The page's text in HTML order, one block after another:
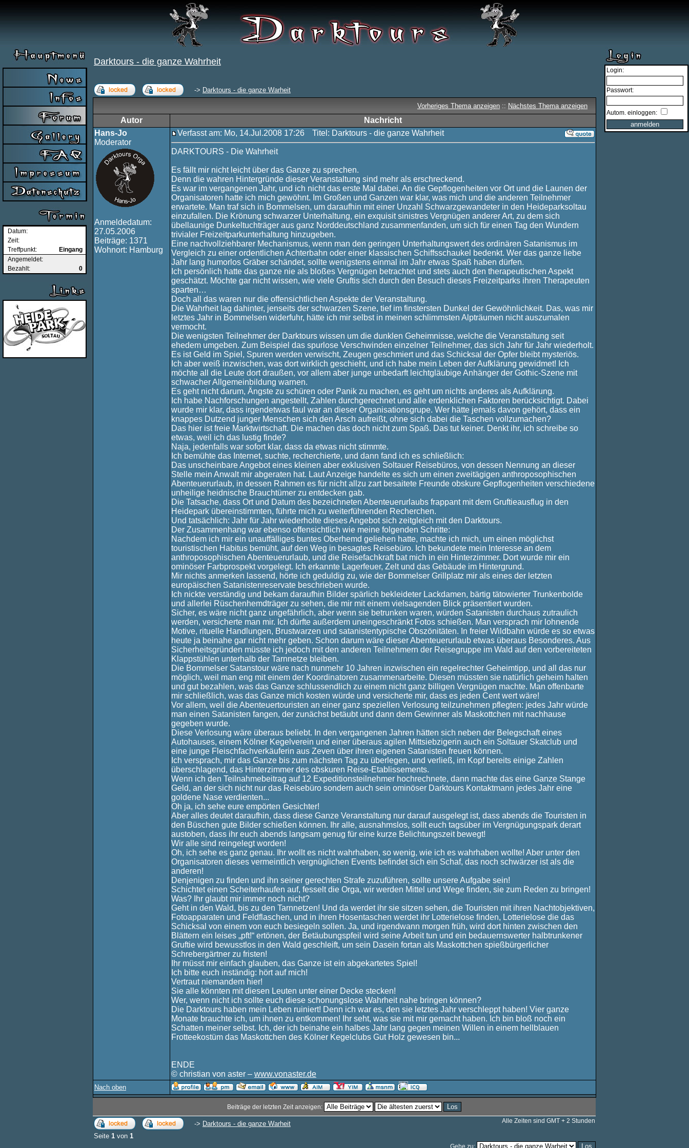
Datum:
Zeit:
Treffpunkt:
Eingang
Angemeldet:
Bezahlt:
0
Login:
Passwort:
Autom. einloggen:
Darktours - die ganze Wahrheit
-> Darktours - die ganze Warheit
Vorheriges Thema anzeigen :: Nächstes Thema anzeigen
Autor
Nachricht
Hans-Jo
Moderator
Anmeldedatum:
27.05.2006
Beiträge: 1371
Wohnort: Hamburg
Verfasst am: Mo, 14.Jul.2008 17:26 Titel: Darktours - die ganze Wahrheit
DARKTOURS - Die Wahrheit
Es fällt mir nicht leicht über das Ganze zu sprechen.
Denn die wahren Hintergründe dieser Veranstaltung sind mehr als erschreckend.
Es war im vergangenen Jahr, und ich nicht das erste Mal dabei. An die Gepflogenheiten vor Ort und die Launen der
Organisatoren hatte ich mich gewöhnt. Im Großen und Ganzen war klar, was mich und die anderen Teilnehmer
erwartete. Man traf sich in Bommelsen, um daraufhin mit einer Unzahl Schwarzgewandeter in den Heideparksoltau
einzufallen. Die Krönung schwarzer Unterhaltung, ein exquisit sinistres Vergnügen anderer Art, zu dem sich
übellaunige Dunkeltuchträger aus ganz Norddeutschland zusammenfanden, um sich für einen Tag den Wundern
trivialer Freizeitparkunterhaltung hinzugeben.
Eine nachvollziehbarer Mechanismus, wenn man den geringen Unterhaltungswert des ordinären Satanismus im
Vergleich zu einer ordentlichen Achterbahn oder einer klassischen Schiffsschaukel bedenkt. Wer das ganze liebe
Jahr lang humorlos Gräber schändet, sollte wenigstens einmal im Jahr etwas Spaß haben dürfen.
Ich persönlich hatte das ganze nie als bloßes Vergnügen betrachtet und stets auch den therapeutischen Aspekt
geschätzt. Möchte gar nicht wissen, wie viele Gruftis sich durch den Besuch dieses Freizeitparks ihren Therapeuten
sparten…
Doch all das waren nur die offensichtlichen Aspekte der Veranstaltung.
Die Wahrheit lag dahinter, jenseits der schwarzen Szene, tief im finstersten Dunkel der Gewöhnlichkeit. Das, was mir
letztes Jahr in Bommelsen widerfuhr, hätte ich mir selbst in meinen schlimmsten Alpträumen nicht auszumalen
vermocht.
Die wenigsten Teilnehmer der Darktours wissen um die dunklen Geheimnisse, welche die Veranstaltung seit
ehedem umgeben. Zum Beispiel das spurlose Verschwinden einzelner Teilnehmer, das sich Jahr für Jahr wiederholt.
Es ist Geld im Spiel, Spuren werden verwischt, Zeugen geschmiert und das Schicksal der Opfer bleibt mysteriös.
Ich aber weiß inzwischen, was dort wirklich geschieht, und ich habe mein Leben der Aufklärung gewidmet! Ich
möchte all die Leute dort draußen, vor allem aber junge unbedarft leichtgläubige Anhänger der Gothic-Szene mit
schwacher Allgemeinbildung warnen.
Es geht nicht darum, Ängste zu schüren oder Panik zu machen, es geht um nichts anderes als Aufklärung.
Ich habe Nachforschungen angestellt, Zahlen durchgerechnet und alle erdenklichen Faktoren berücksichtigt. Dabei
wurde mir klar, dass irgendetwas faul war an dieser Organisationsgrupe. Wer hätte jemals davon gehört, dass ein
knappes Dutzend junger Menschen sich den Arsch aufreißt, ohne sich dabei die Taschen vollzumachen?
Das hier ist freie Marktwirtschaft. Die machen das doch nicht zum Spaß. Das tut keiner. Denkt ihr, ich schreibe so
etwas, weil ich das lustig finde?
Naja, jedenfalls war sofort klar, dass da etwas nicht stimmte.
Ich bemühte das Internet, suchte, recherchierte, und dann fand ich es schließlich:
Das unscheinbare Angebot eines kleinen aber exklusiven Soltauer Reisebüros, von dessen Nennung an dieser
Stelle mein Anwalt mir abgeraten hat. Laut Anzeige handelte es sich um einen zweitägigen anthroposophischen
Abenteuerurlaub, in dessen Rahmen es für nicht allzu zart besaitete Freunde obskure Gepflogenheiten verschiedene
unheilige heidnische Brauchtümer zu entdecken gab.
Die Tatsache, dass Ort und Datum des bezeichneten Abenteuerurlaubs frappant mit dem Gruftieausflug in den
Heidepark übereinstimmten, führte mich zu weiterführenden Recherchen.
Und tatsächlich: Jahr für Jahr wiederholte dieses Angebot sich zeitgleich mit den Darktours.
Der Zusammenhang war ebenso offensichtlich wie meine folgenden Schritte:
Nachdem ich mir ein unauffälliges buntes Oberhemd geliehen hatte, machte ich mich, um einen möglichst
touristischen Habitus bemüht, auf den Weg in besagtes Reisebüro. Ich bekundete mein Interesse an dem
anthroposophischen Abenteuerurlaub, und die Reisefachkraft bat mich in ein Hinterzimmer. Dort wurde mir ein
ominöser Farbprospekt vorgelegt. Ich erkannte Lagerfeuer, Zelt und das Gebäude im Hintergrund.
Mir nichts anmerken lassend, hörte ich geduldig zu, wie der Bommelser Grillplatz mir als eines der letzten
europäischen Satanistenreservate beschrieben wurde.
Ich nickte verständig und bekam daraufhin Bilder spärlich bekleideter Lackdamen, bärtig tätowierter Trunkenbolde
und allerlei Rüschenhemdträger zu sehen, die mir mit einem vielsagenden Blick präsentiert wurden.
Sicher, es wäre nicht ganz ungefährlich, aber wenn sie betrunken waren, würden Satanisten durchaus zutraulich
werden, versicherte man mir. Ich dürfte außerdem uneingeschränkt Fotos schießen. Man versprach mir lohnende
Motive, rituelle Handlungen, Brustwarzen und satanistentypische Obszönitäten. In freier Wildbahn würde es so etwas
heute ja beinahe gar nicht mehr geben. Schon darum wäre dieser Abenteuerurlaub etwas überaus Besonderes. Aus
Sicherheitsgründen müsste ich jedoch mit den anderen Teilnehmern der Reisegruppe im Wald auf den vorbereiteten
Klappstühlen unterhalb der Tarnnetze bleiben.
Die Bommelser Satanstour wäre nach nunmehr 10 Jahren inzwischen ein regelrechter Geheimtipp, und all das nur
möglich, weil man eng mit einem der Koordinatoren zusammenarbeite. Diesen müssten sie natürlich geheim halten
und gut bezahlen, was das Ganze schlussendlich zu einem nicht ganz billigen Vergnügen machte. Man offenbarte
mir schließlich, was das Ganze mich kosten würde und versicherte mir, dass es jeden Cent wert wäre!
Vor allem, weil die Abenteuertouristen an einer ganz speziellen Verlosung teilzunehmen pflegten: jedes Jahr würde
man einen Satanisten fangen, der zunächst betäubt und dann dem Gewinner als Maskottchen mit nachhause
gegeben wurde.
Diese Verlosung wäre überaus beliebt. In den vergangenen Jahren hätten sich neben der Belegschaft eines
Autohauses, einem Kölner Kegelverein und einer überaus agilen Mittsiebzigerin auch ein Soltauer Skatclub und
eine junge Fleischfachverkäuferin aus Zeven über ihren eigenen Satanisten freuen können.
Ich versprach, mir das Ganze bis zum nächsten Tag zu überlegen, und verließ, im Kopf bereits einige Zahlen
überschlagend, das Hinterzimmer des obskuren Reise-Etablissements.
Wenn ich den Teilnahmebeitrag auf 12 Expeditionsteilnehmer hochrechnete, dann machte das eine Ganze Stange
Geld, an der sich nicht nur das Reisebüro sondern auch sein ominöser Darktours Kontaktmann jedes Jahr eine
goldene Nase verdienten...
Oh ja, ich sehe eure empörten Gesichter!
Aber alles deutet daraufhin, dass diese Ganze Veranstaltung nur darauf ausgelegt ist, dass abends die Touristen in
den Büschen gute Bilder schießen können. Ihr alle, ausnahmslos, sollt euch tagsüber im Vergnügungspark derart
austoben, dass ihr euch abends langsam genug für eine kurze Belichtungszeit bewegt!
Wir alle sind reingelegt worden!
Oh, ich sehe es ganz genau. Ihr wollt es nicht wahrhaben, so wenig, wie ich es wahrhaben wollte! Aber unter den
Organisatoren dieses vermeintlich vergnüglichen Events befindet sich ein Schaf, das noch schwärzer ist als die
anderen!
Denjenigen zu finden und ihn seiner gerechten Strafe zuzuführen, sollte unsere Aufgabe sein!
Schichtet einen Scheiterhaufen auf, fesselt die Orga, wir werden Mittel und Wege finden, sie zum Reden zu bringen!
Was? Ihr glaubt mir immer noch nicht?
Geht in den Wald, bis zu den Tarnnetzen! Und da werdet ihr sie sitzen sehen, die Touristen mit ihren Nachtobjektiven,
Fotoapparaten und Feldflaschen, und in ihren Hosentaschen werdet ihr Lotterielose finden, Lotterielose die das
Schicksal von einem von euch besiegeln sollen. Ja, und irgendwann morgen früh, wird dort hinten zwischen den
Blättern ein leises „pft!“ ertönen, der Betäubungspfeil wird seine Arbeit tun und ein bedauernswerter halbtrunkener
Gruftie wird bewusstlos in den Wald geschleift, um sein Dasein fortan als Maskottchen spießbürgerlicher
Schrebergärtner zu fristen!
Ihr müsst mir einfach glauben, das Ganze ist ein abgekartetes Spiel!
Ich bitte euch inständig: hört auf mich!
Vertraut niemandem hier!
Sie alle könnten mit diesen Leuten unter einer Decke stecken!
Wer, wenn nicht ich sollte euch diese schonungslose Wahrheit nahe bringen können?
Die Darktours haben mein Leben ruiniert! Denn ich war es, den sie letztes Jahr verschleppt haben! Vier ganze
Monate brauchte ich, um ihnen zu entkommen! Ihr seht, was sie mit mir gemacht haben. Ich bin bloß noch ein
Schatten meiner selbst. Ich, der ich beinahe ein halbes Jahr lang gegen meinen Willen in einem hellblauen
Frotteekostüm das Maskottchen des Kölner Kegelclubs Gut Holz gewesen bin...
ENDE
© christian von aster – www.vonaster.de
Nach oben
Beiträge der letzten Zeit anzeigen:
-> Darktours - die ganze Warheit Alle Zeiten sind GMT + 2 Stunden
Seite 1 von 1
Gehe zu: